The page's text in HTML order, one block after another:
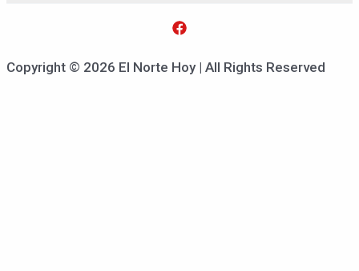
Copyright © 2026 El Norte Hoy | All Rights Reserved